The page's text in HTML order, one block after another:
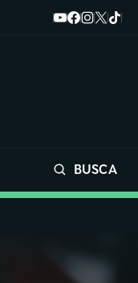
BUSCA